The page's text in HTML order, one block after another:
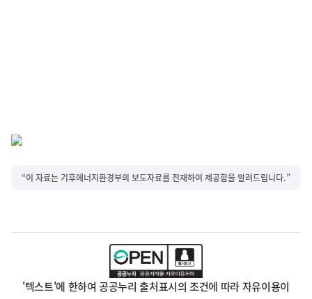
“이 자료는 기후에너지환경부의 보도자료를 전재하여 제공함을 알려드립니다.”
'텍스트'에 한하여 공공누리 출처표시의 조건에 따라 자유이용이